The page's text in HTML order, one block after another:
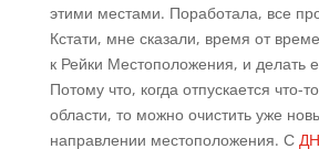
этими местами. Поработала, все
Кстати, мне сказали, время от
к Рейки Местоположения, и делать
Потому что, когда отпускается что-
области, то можно очистить уже
направлении местоположения. С